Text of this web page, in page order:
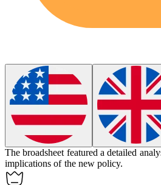
Thebroadsheet featured a detailed
implications of the new policy.